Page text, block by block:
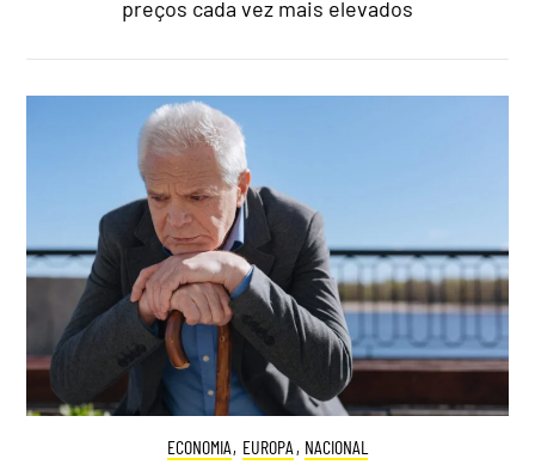
preços cada vez mais elevados
ECONOMIA, EUROPA , NACIONAL